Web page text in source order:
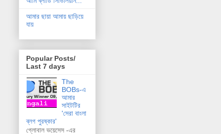
আমার ছায়া আমায় ছাড়িয়ে
যায়
Popular Posts/
Last 7 days
The
BOBs-এ
আমার
সাইটটির
'সেরা বাংলা
ব্লগ পুরষ্কার'
গ্লোবাল ভয়েসেস -এর